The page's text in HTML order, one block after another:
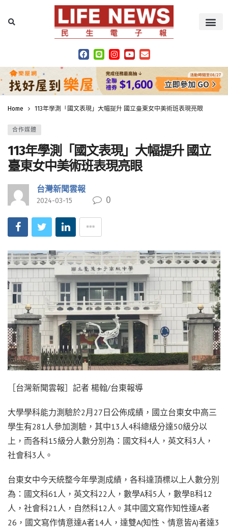
Home 113年學測「國文表現」大幅提升 國立臺東女中美術班表現亮眼
合作媒體
113年學測「國文表現」大幅提升 國立
臺東女中美術班表現亮眼
台灣新聞雲報
2024-03-15 0
［台灣新聞雲報］記者 楊翰/台東報導
大學學科能力測驗於2月27日公佈成績，國立台東女中高三
學生有281人參加測驗，其中13人4科總級分達50級分以
上，而各科15級分人數分別為：國文科4人，英文科3人，
社會科3人。
台東女中今天統整今年學測成績，各科達頂標以上人數分別
為：國文科61人，英文科22人，數學A科5人，數學B科12
人，社會科21人，自然科12人。其中國文寫作知性達A者
26，國文寫作情意達A者14人，達雙A(知性、情意皆A)者達3